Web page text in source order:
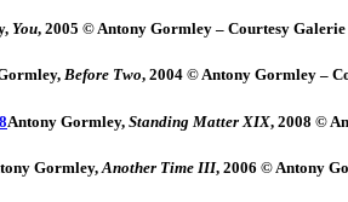
You, 2005 © Antony Gormley – Courtesy Galerie
Before Two, 2004 © Antony Gormley –
Antony Gormley, Standing Matter XIX, 2008 ©
Gormley, Another Time III, 2006 © Antony